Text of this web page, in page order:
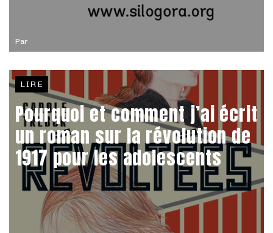
Par
LIRE
Pourquoi et comment j’ai écrit
un roman sur la révolution de
1917 pour les adolescents